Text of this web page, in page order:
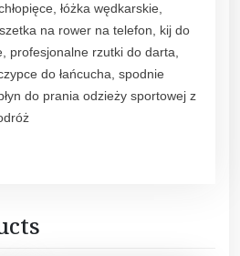
łóżka wędkarskie,
na rower na telefon, kij do
profesjonalne rzutki do darta,
do łańcucha, spodnie
do prania odzieży sportowej z